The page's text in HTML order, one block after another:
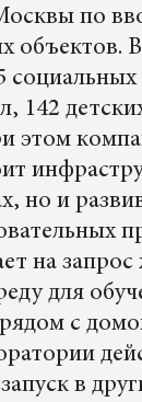
по
объектов.
142
этом
но и
на запрос
для
с
в